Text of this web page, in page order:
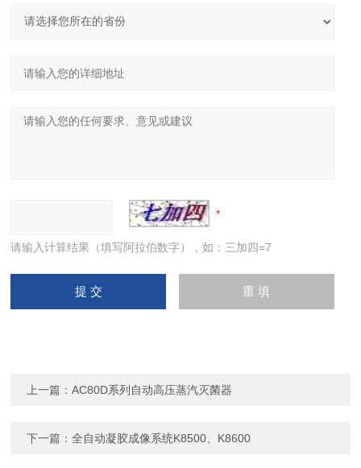
请输入计算结果（填写阿拉伯数字），如：三加四=7
上一篇：AC80D系列自动高压蒸汽灭菌器
下一篇：全自动凝胶成像系统K8500、K8600